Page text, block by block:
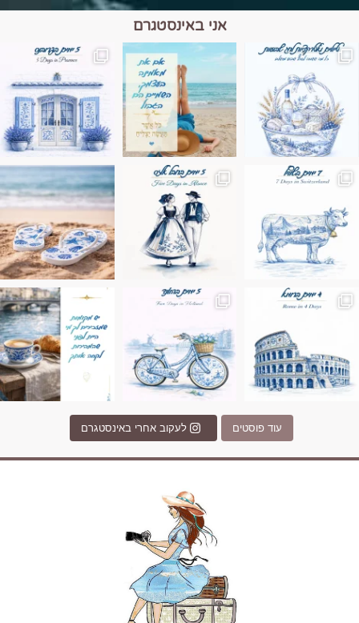
אני באינסטגרם
הם הגבול 💙🩵
בחבל אלזס צרפת
בחופשה שבו הכל נהיה פשוט יותר. החול, הי
Instagram post
Instagram post 17994326828955248
עוד פוסטים לעקוב אחרי באינסטגרם